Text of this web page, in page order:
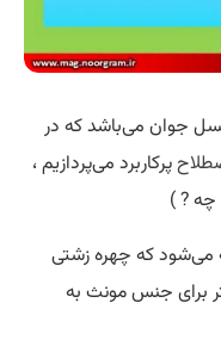
جوان می‌باشد که در
پرکاربرد می‌پردازیم ،
چه ? )
می‌شود که چهره زشتی
برای جنس مونث به